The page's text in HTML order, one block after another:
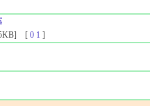
[ 0 1 ]